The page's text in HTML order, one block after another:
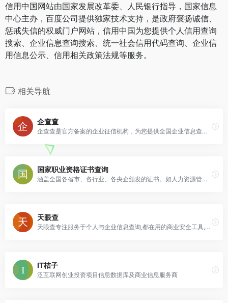
信用中国网站由国家发展改革委、人民银行指导，国家信息
中心主办，百度公司提供独家技术支持，是政府褒扬诚信、
惩戒失信的权威门户网站，信用中国为您提供个人信用查询
搜索、企业信息查询搜索、统一社会信用代码查询、企业信
用信息公示、信用相关政策法规等服务。
相关导航
企查查
企查查是官方备案的企业征信机构，为您提供全国企业信息查询，包括企业工商信息查询，信用信息查询，经营状况查询等相关信息。
国家职业资格证书查询
涵盖全国各省市、各行业、各央企颁发的证书。如人力资源管理师、心理咨询师、物流师、维修电工、车工、秘书...。
天眼查
天眼查专注服务于个人与企业信息查询,都在用的商业安全工具,为您提供公司查询,工商信息查询,企业查询,工商查询,企业信用信息查询等相关信息,帮您快速了解企业信息,企业工商信息,企业信用信息等企业经营和人员投资状况。
IT桔子
泛互联网创业投资项目信息数据库及商业信息服务商